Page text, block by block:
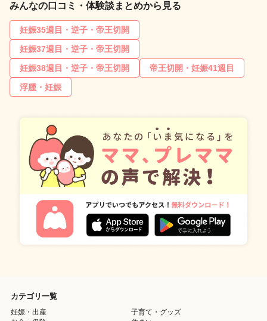
みんなの口コミ・体験談まとめから見る
妊娠35週目・逆子・帝王切開
妊娠37週目・逆子・帝王切開
妊娠38週目・逆子・帝王切開
帝王切開・妊娠41週目
浮腫・妊娠
カテゴリ一覧
妊娠・出産
子育て・グッズ